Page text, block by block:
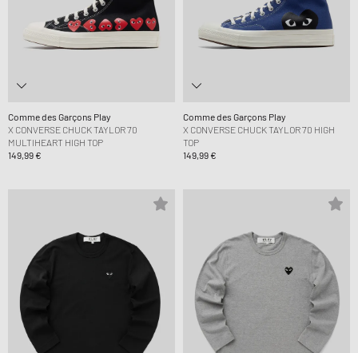
Comme des Garçons Play
X CONVERSE CHUCK TAYLOR 70
MULTIHEART HIGH TOP
149,99 €
Comme des Garçons Play
X CONVERSE CHUCK TAYLOR 70 HIGH
TOP
149,99 €